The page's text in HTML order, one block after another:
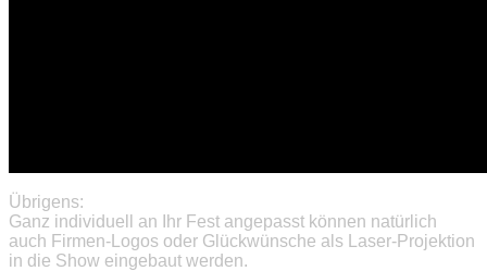
Übrigens:
Ganz individuell an Ihr Fest angepasst können natürlich
auch Firmen-Logos oder Glückwünsche als Laser-Projektion
in die Show eingebaut werden.